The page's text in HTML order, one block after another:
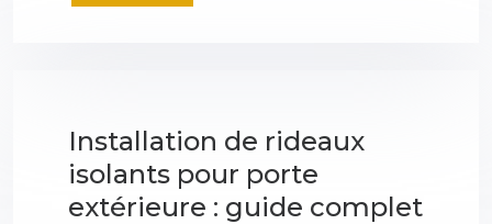
Installation de rideaux
isolants pour porte
extérieure : guide complet